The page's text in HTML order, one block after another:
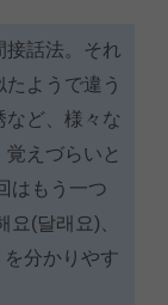
接話法。それ
ようで違う
など、様々な
えづらいと
はもう一つ
(달래요)、
分かりやす